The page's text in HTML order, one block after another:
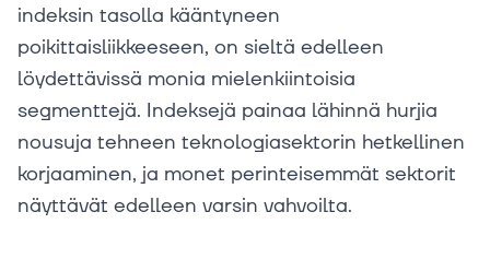
indeksin tasolla kääntyneen
poikittaisliikkeeseen, on sieltä edelleen
löydettävissä monia mielenkiintoisia
segmenttejä. Indeksejä painaa lähinnä hurjia
nousuja tehneen teknologiasektorin hetkellinen
korjaaminen, ja monet perinteisemmät sektorit
näyttävät edelleen varsin vahvoilta.